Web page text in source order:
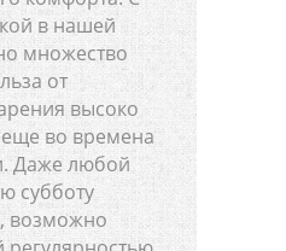
в нашей
множество
от
высоко
во времена
Даже любой
субботу
возможно